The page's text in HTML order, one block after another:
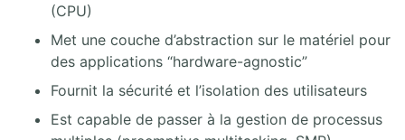
(CPU)
Met une couche d’abstraction sur le matériel pour
des applications “hardware-agnostic”
Fournit la sécurité et l’isolation des utilisateurs
Est capable de passer à la gestion de processus